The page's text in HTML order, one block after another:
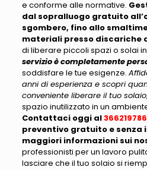
e conforme alle normative.
dal sopralluogo gratuito
sgombero, fino allo
materiali presso discariche
di liberare piccoli spazi o solai
servizio è completamente
soddisfare le tue esigenze.
anni di esperienza e scopri
conveniente liberare il tuo solaio
spazio inutilizzato in un
Contattaci oggi al
preventivo gratuito e senza
maggiori informazioni sui
professionisti per un lavoro
lasciare che il tuo solaio si